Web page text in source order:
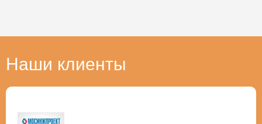
несущую способность конструкции, практически без
Наши клиенты